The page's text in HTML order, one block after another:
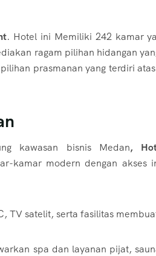
. Hotel ini Memiliki 242 kamar
ragam pilihan hidangan
prasmanan yang terdiri
kawasan bisnis Medan,
kamar modern dengan akses
TV satelit, serta fasilitas
spa dan layanan pijat,